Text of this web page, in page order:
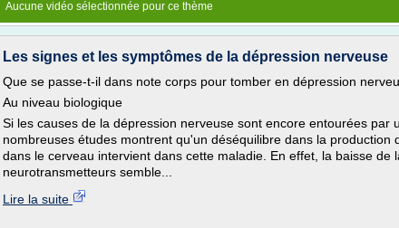
Aucune vidéo sélectionnée pour ce thème
Les signes et les symptômes de la dépression nerveuse
Que se passe-t-il dans note corps pour tomber en dépression
Au niveau biologique
Si les causes de la dépression nerveuse sont encore entourées par
nombreuses études montrent qu'un déséquilibre dans la production
dans le cerveau intervient dans cette maladie. En effet, la baisse de
neurotransmetteurs semble...
Lire la suite